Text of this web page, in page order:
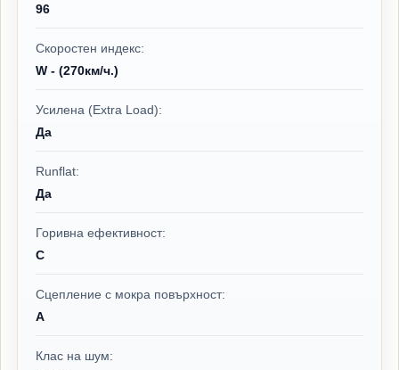
96
Скоростен индекс:
W - (270км/ч.)
Усилена (Extra Load):
Да
Runflat:
Да
Горивна ефективност:
C
Сцепление с мокра повърхност:
A
Клас на шум: